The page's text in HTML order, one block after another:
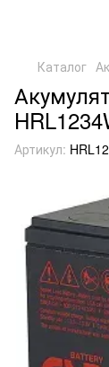
Каталог
Артикул: